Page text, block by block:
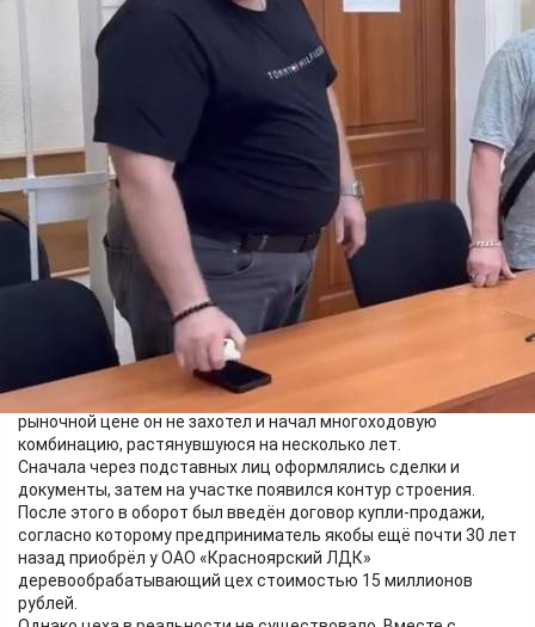
Происшествия
09.06.2026 09:57353
Ещё в 2014 году красноярский предприниматель присмотрел
земельный участок площадью 4 тысячи квадратных метров
на улице Полтавской кревого центра. Покупать его по
рыночной цене он не захотел и начал многоходовую
комбинацию, растянувшуюся на несколько лет.
Сначала через подставных лиц оформлялись сделки и
документы, затем на участке появился контур строения.
После этого в оборот был введён договор купли-продажи,
согласно которому предприниматель якобы ещё почти 30 лет
назад приобрёл у ОАО «Красноярский ЛДК»
деревообрабатывающий цех стоимостью 15 миллионов
рублей.